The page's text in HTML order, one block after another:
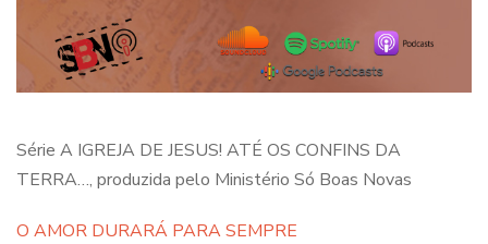
Série A IGREJA DE JESUS! ATÉ OS CONFINS DA
TERRA…, produzida pelo Ministério Só Boas Novas
O AMOR DURARÁ PARA SEMPRE